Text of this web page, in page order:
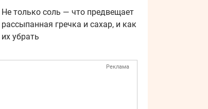
Не только соль — что предвещает
рассыпанная гречка и сахар, и как
их убрать
Реклама